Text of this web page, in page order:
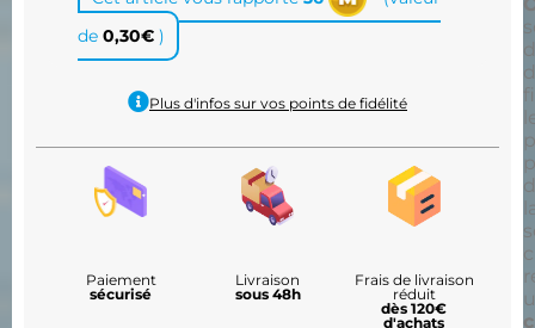
de 0,30€ )
Plus d'infos sur vos points de fidélité
Paiement
sécurisé
Livraison
sous 48h
Frais de livraison
réduit
dès 120€
d'achats